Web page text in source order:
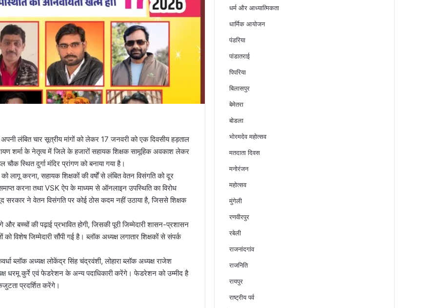
लंबित चार सूत्रीय मांगों को लेकर 17 जनवरी को एक दिवसीय हड़ताल
शर्मा के नेतृत्व में जिले के हजारों सहायक शिक्षक सामूहिक अवकाश लेकर
स्थित दुर्गा मंदिर प्रांगण को बनाया गया है।
लागू करना, सहायक शिक्षकों की वर्षों से लंबित वेतन विसंगति को दूर
करना तथा VSK ऐप के माध्यम से ऑनलाइन उपस्थिति का विरोध
सरकार ने वेतन विसंगति पर कोई ठोस कदम नहीं उठाया है, जिससे शिक्षक
की पढ़ाई प्रभावित होगी, जिसकी पूरी जिम्मेदारी शासन-प्रशासन
विशेष जिम्मेदारी सौंपी गई है। ब्लॉक अध्यक्ष लगातार शिक्षकों से संपर्क
ब्लॉक अध्यक्ष लोकेंद्र सिंह चंद्रवंशी, लोहारा ब्लॉक अध्यक्ष राजेश
धरमू कुर्रे एवं फेडरेशन के अन्य पदाधिकारी करेंगे। फेडरेशन को उम्मीद है
प्रदर्शित करेंगे।
धर्म और आध्यात्मिकता
धार्मिक आयोजन
पंडरिया
पांडातराई
पिपरिया
बिलासपुर
बेमेतरा
बोडला
भोरमदेव महोत्सव
मतदाता दिवस
मनोरंजन
महोत्सव
मुंगेली
रणवीरपुर
रबेली
राजनांदगांव
राजनिति
रायपुर
राष्ट्रीय पर्व